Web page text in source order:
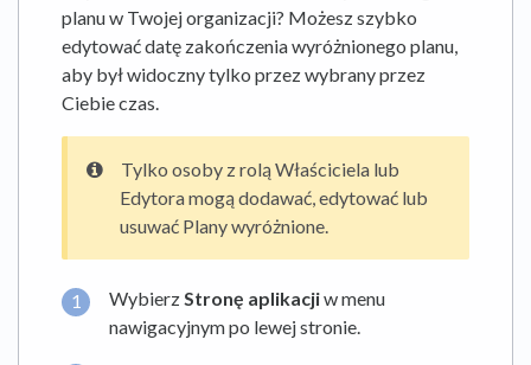
planu w Twojej organizacji? Możesz szybko
edytować datę zakończenia wyróżnionego planu,
aby był widoczny tylko przez wybrany przez
Ciebie czas.
Tylko osoby z rolą Właściciela lub
Edytora mogą dodawać, edytować lub
usuwać Plany wyróżnione.
WybierzStronę aplikacjiw menu
nawigacyjnym po lewej stronie.